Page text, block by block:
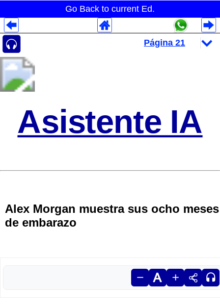
Go Back to current Ed.
Asistente IA
Alex Morgan muestra sus ocho meses
de embarazo
Despliegues Analytics
Despliegues Totales
Despliegues por Rubros